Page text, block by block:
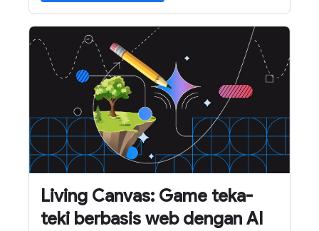
Living Canvas: Game teka-
teki berbasis web dengan AI